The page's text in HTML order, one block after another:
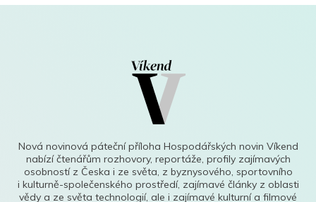
Nová novinová páteční příloha Hospodářských novin Víkend
nabízí čtenářům rozhovory, reportáže, profily zajímavých
osobností z Česka i ze světa, z byznysového, sportovního
i kulturně-společenského prostředí, zajímavé články z oblasti
vědy a ze světa technologií, ale i zajímavé kulturní a filmové